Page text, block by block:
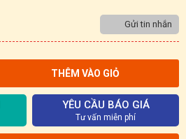
Gửi tin nhắn
THÊM VÀO GIỎ
YÊU CẦU BÁO GIÁ
Tư vấn miễn phí